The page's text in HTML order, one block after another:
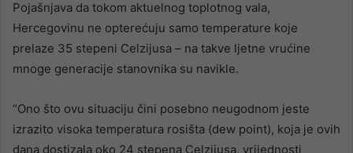
Pojašnjava da tokom aktuelnog toplotnog vala,
Hercegovinu ne opterećuju samo temperature koje
prelaze 35 stepeni Celzijusa – na takve ljetne vrućine
mnoge generacije stanovnika su navikle.
“Ono što ovu situaciju čini posebno neugodnom jeste
izrazito visoka temperatura rosišta (dew point), koja je ovih
dana dostizala oko 24 stepena Celzijusa, vrijednosti